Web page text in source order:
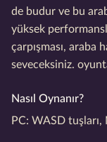
de budur ve bu
yüksek
çarpışması, araba
seveceksiniz.
Nasıl Oynanır?
PC: WASD